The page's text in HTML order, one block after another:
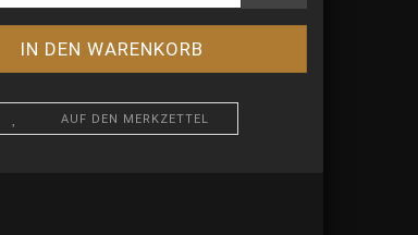
AUF DEN MERKZETTEL